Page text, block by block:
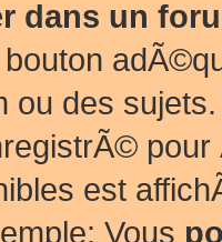
dans un
ou des
est
Vous